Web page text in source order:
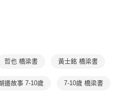
，請瀏覽以下網址：
；若仍有額度不足之情形，本公司將視審查結果
權停止該用戶之使用額度並採取法律行動。
哲也 橋梁書 黃士銘 橋梁書
邊故事 7-10歲 7-10歲 橋梁書